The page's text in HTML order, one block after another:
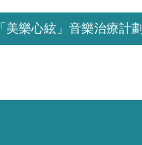
「美樂心絃」音樂治療計劃